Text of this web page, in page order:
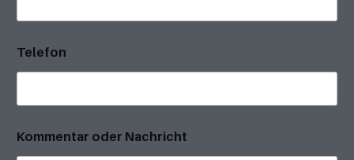
Telefon
Kommentar oder Nachricht